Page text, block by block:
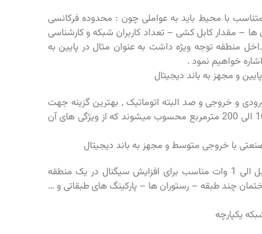
با محیط باید به عواملی چون : محدوده فرکانسی
مقدار کابل کشی – تعداد کاربران شبکه و کارشناسی
منطقه توجه ویژه داشت به عنوان مثال در پایین به
خواهیم نمود .
و مجهز به باند دیجیتال
و خروجی و صد البته اتوماتیک , بهترین گزینه جهت
تقویت آنتن موبایل خانگی و ادارات کوچک از 100 الی 200 مترمربع محسوب میشوند که از ویژگی های آن
با خروجی متوسط و مجهز به باند دیجیتال
این سیستم ها با توان خروجی بین 27 دسی بل الی 1 وات مناسب برای افزایش سیگنال در یک منطقه
چند طبقه – رستوران ها – پارکینگ های طبقاتی و …
یکپارچه